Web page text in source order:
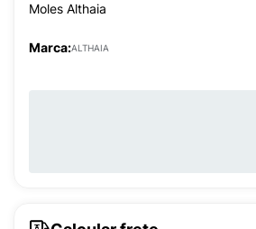
Moles Althaia
Marca:ALTHAIA